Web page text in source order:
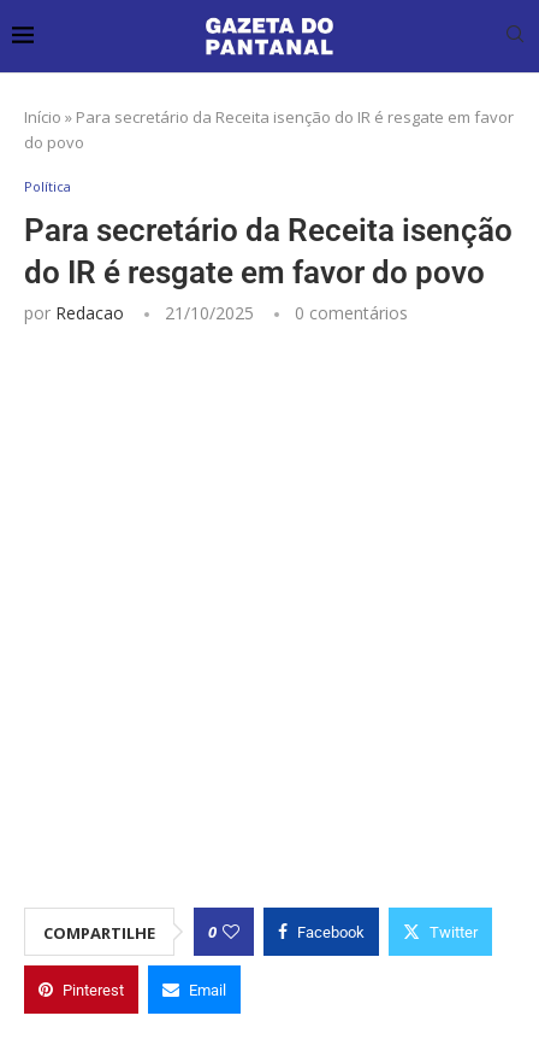
Início » Para secretário da Receita isenção do IR é resgate em favor
do povo
Política
Para secretário da Receita isenção
do IR é resgate em favor do povo
por Redacao 21/10/2025 0 comentários
COMPARTILHE 0 Facebook Twitter
Pinterest Email